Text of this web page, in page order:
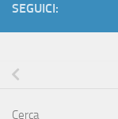
SEGUICI:
Cerca